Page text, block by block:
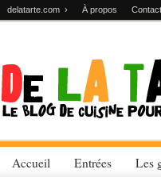
delatarte.com › À propos Contact
Accueil Entrées Les